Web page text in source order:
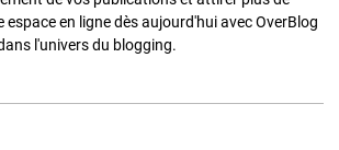
espace en ligne dès aujourd'hui avec OverBlog
l'univers du blogging.